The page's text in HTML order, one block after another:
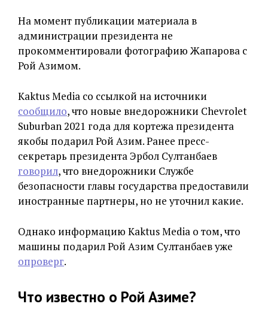
На момент публикации материала в
администрации президента не
прокомментировали фотографию Жапарова с
Рой Азимом.
Kaktus Media со ссылкой на источники
сообщило, что новые внедорожники Chevrolet
Suburban 2021 года для кортежа президента
якобы подарил Рой Азим. Ранее пресс-
секретарь президента Эрбол Султанбаев
говорил, что внедорожники Службе
безопасности главы государства предоставили
иностранные партнеры, но не уточнил какие.
Однако информацию Kaktus Media о том, что
машины подарил Рой Азим Султанбаев уже
опроверг.
Что известно о Рой Азиме?